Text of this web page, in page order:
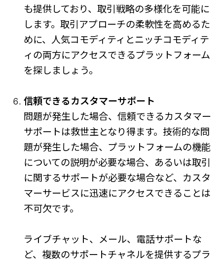
も提供しており、取引戦略の多様化を可能に
します。取引アプローチの柔軟性を高めるた
めに、人気コモディティとニッチコモディテ
ィの両方にアクセスできるプラットフォーム
を探しましょう。
信頼できるカスタマーサポート
問題が発生した場合、信頼できるカスタマー
サポートは救世主となり得ます。技術的な問
題が発生した場合、プラットフォームの機能
についての説明が必要な場合、あるいは取引
に関するサポートが必要な場合など、カスタ
マーサービスに迅速にアクセスできることは
不可欠です。
ライブチャット、メール、電話サポートな
ど、複数のサポートチャネルを提供するプラ